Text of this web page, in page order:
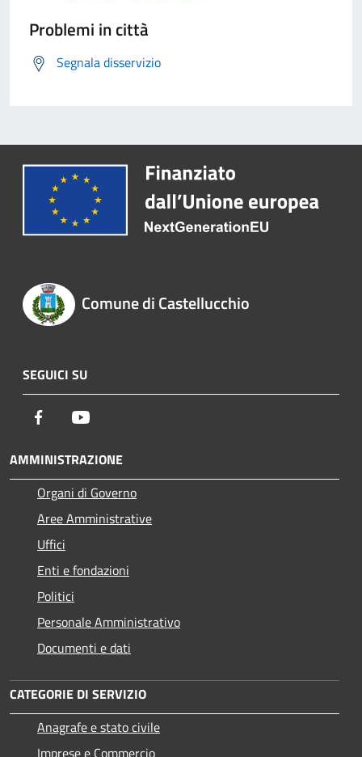
Problemi in città
Segnala disservizio
Comune di Castellucchio
SEGUICI SU
Facebook
AMMINISTRAZIONE
Organi di Governo
Aree Amministrative
Uffici
Enti e fondazioni
Politici
Personale Amministrativo
Documenti e dati
CATEGORIE DI SERVIZIO
Anagrafe e stato civile
Imprese e Commercio